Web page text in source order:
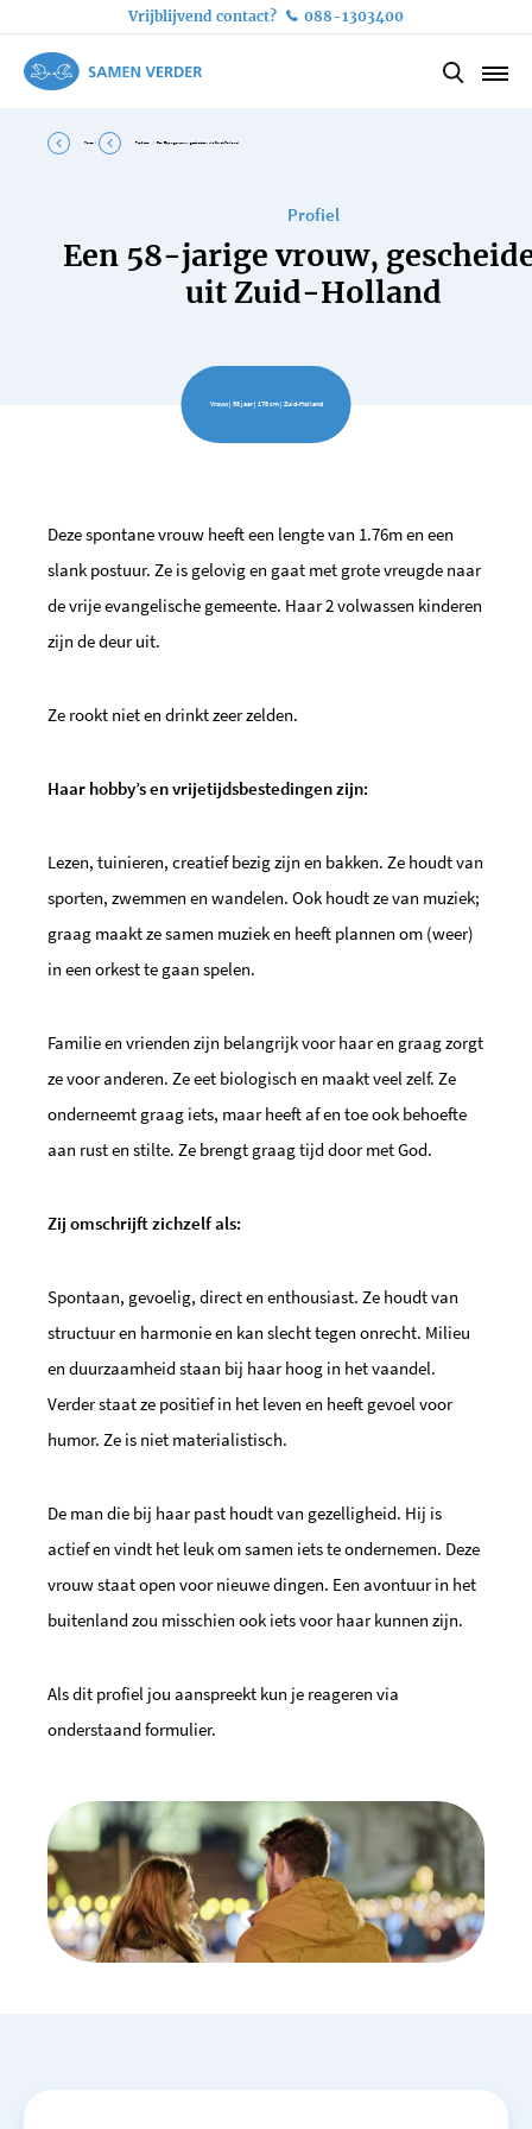
Vrijblijvend contact? 088-1303400
Home Profielen Een 58-jarige vrouw, gescheiden, uit Zuid-Holland
Profiel
Een 58-jarige vrouw,
uit Zuid-Holland
Vrouw | 58 jaar | 176 cm | Zuid-Holland
Deze spontane vrouw heeft een lengte van 1.76m en een
slank postuur. Ze is gelovig en gaat met grote vreugde naar
de vrije evangelische gemeente. Haar 2 volwassen kinderen
zijn de deur uit.
Ze rookt niet en drinkt zeer zelden.
Haar hobby’s en vrijetijdsbestedingen zijn:
Lezen, tuinieren, creatief bezig zijn en bakken. Ze houdt van
sporten, zwemmen en wandelen. Ook houdt ze van muziek;
graag maakt ze samen muziek en heeft plannen om (weer)
in een orkest te gaan spelen.
Familie en vrienden zijn belangrijk voor haar en graag zorgt
ze voor anderen. Ze eet biologisch en maakt veel zelf. Ze
onderneemt graag iets, maar heeft af en toe ook behoefte
aan rust en stilte. Ze brengt graag tijd door met God.
Zij omschrijft zichzelf als:
Spontaan, gevoelig, direct en enthousiast. Ze houdt van
structuur en harmonie en kan slecht tegen onrecht. Milieu
en duurzaamheid staan bij haar hoog in het vaandel.
Verder staat ze positief in het leven en heeft gevoel voor
humor. Ze is niet materialistisch.
De man die bij haar past houdt van gezelligheid. Hij is
actief en vindt het leuk om samen iets te ondernemen. Deze
vrouw staat open voor nieuwe dingen. Een avontuur in het
buitenland zou misschien ook iets voor haar kunnen zijn.
Als dit profiel jou aanspreekt kun je reageren via
onderstaand formulier.